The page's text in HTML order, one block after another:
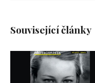
Související články